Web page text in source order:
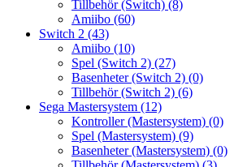
Tillbehör (Switch) (8)
Amiibo (60)
Switch 2 (43)
Amiibo (10)
Spel (Switch 2) (27)
Basenheter (Switch 2) (0)
Tillbehör (Switch 2) (6)
Sega Mastersystem (12)
Kontroller (Mastersystem) (0)
Spel (Mastersystem) (9)
Basenheter (Mastersystem) (0)